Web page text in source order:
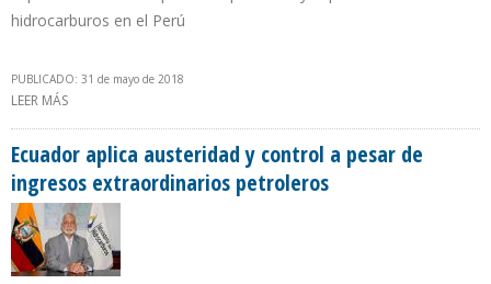
hidrocarburos en el Perú
PUBLICADO: 31 de mayo de 2018
LEER MÁS
Ecuador aplica austeridad y control a pesar de
ingresos extraordinarios petroleros